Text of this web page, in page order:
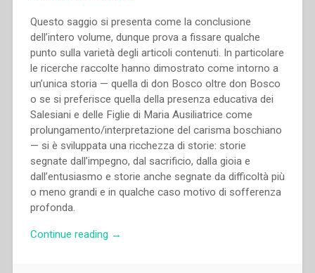
Questo saggio si presenta come la conclusione
dell’intero volume, dunque prova a fissare qualche
punto sulla varietà degli articoli contenuti. In particolare
le ricerche raccolte hanno dimostrato come intorno a
un’unica storia — quella di don Bosco oltre don Bosco
o se si preferisce quella della presenza educativa dei
Salesiani e delle Figlie di Maria Ausiliatrice come
prolungamento/interpretazione del carisma boschiano
— si è sviluppata una ricchezza di storie: storie
segnate dall’impegno, dal sacrificio, dalla gioia e
dall’entusiasmo e storie anche segnate da difficoltà più
o meno grandi e in qualche caso motivo di sofferenza
profonda.
Continue reading “Giorgio
→